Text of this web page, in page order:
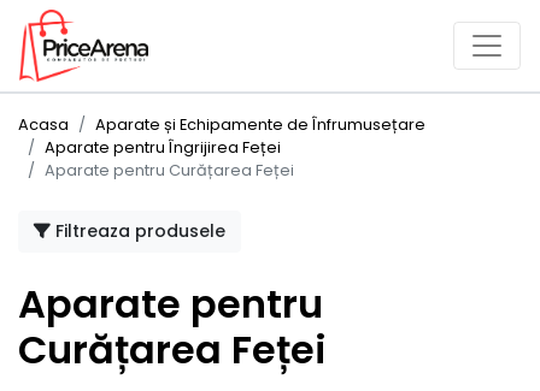
Acasa
Aparate și Echipamente de Înfrumusețare
Aparate pentru Îngrijirea Feței
Aparate pentru Curățarea Feței
Filtreaza produsele
Aparate pentru
Curățarea Feței